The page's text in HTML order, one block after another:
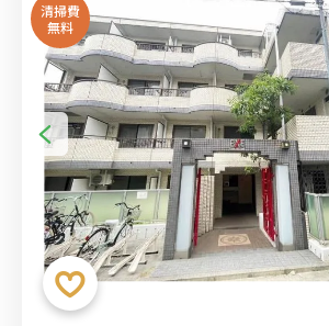
清掃費
無料